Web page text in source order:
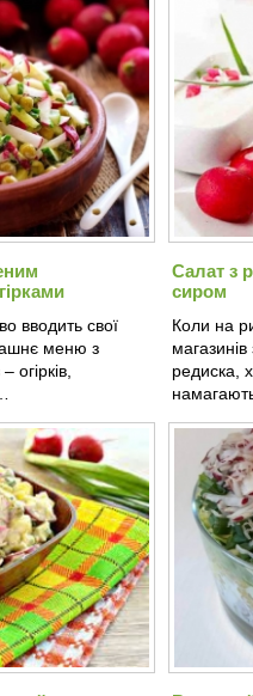
вводить свої
меню з
огірків,
Салат з
сиром
Коли на
редиска,